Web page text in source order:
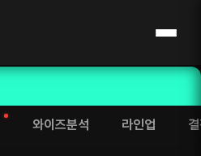
와이즈분석 라인업